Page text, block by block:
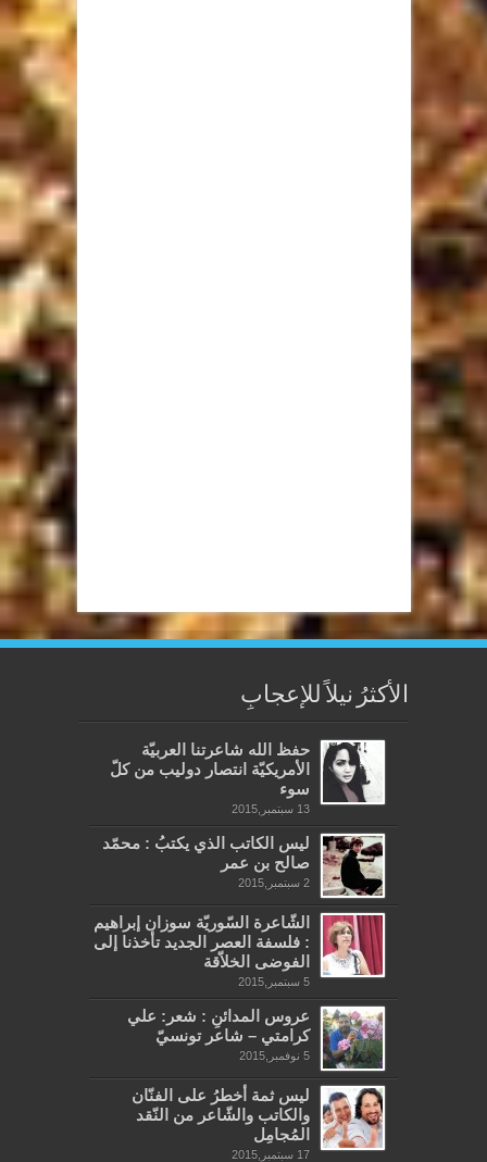
الأكثرُ نيلاً للإعجابِ
حفظ الله شاعرتنا العربيّة
الأمريكيّة انتصار دوليب من كلّ
سوء
13 سبتمبر,2015
ليس الكاتب الذي يكتبُ : محمّد
صالح بن عمر
2 سبتمبر,2015
الشّاعرة السّوريّة سوزان إبراهيم
: فلسفة العصر الجديد تأخذنا إلى
الفوضى الخلاّقة
5 سبتمبر,2015
عروس المدائنِ : شعر: علي
كرامتي – شاعر تونسيّ
5 نوفمبر,2015
ليس ثمة أخطرُ على الفنّان
والكاتب والشّاعر من النّقد
المُجامِل
17 سبتمبر,2015